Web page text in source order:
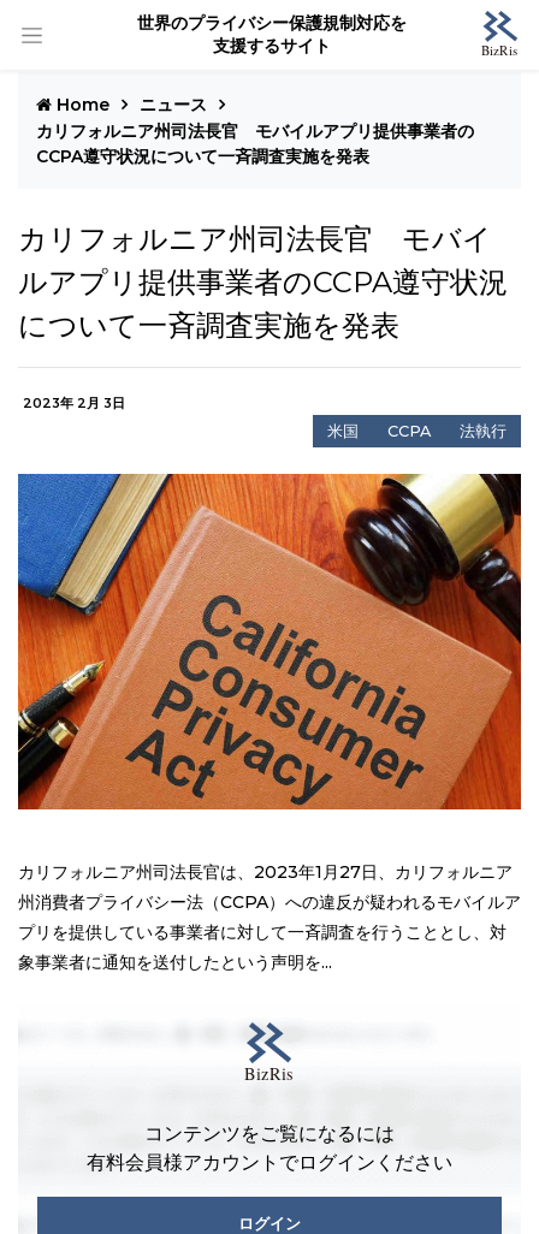
世界のプライバシー保護規制対応を
支援するサイト
Home
ニュース
カリフォルニア州司法長官 モバイルアプリ提供事業者の
CCPA遵守状況について一斉調査実施を発表
カリフォルニア州司法長官 モバイ
ルアプリ提供事業者のCCPA遵守状況
について一斉調査実施を発表
2023年 2月 3日
米国 CCPA 法執行
カリフォルニア州司法長官は、2023年1月27日、カリフォルニア
州消費者プライバシー法（CCPA）への違反が疑われるモバイルア
プリを提供している事業者に対して一斉調査を行うこととし、対
象事業者に通知を送付したという声明を...
コンテンツをご覧になるには
有料会員様アカウントでログインください
ログイン